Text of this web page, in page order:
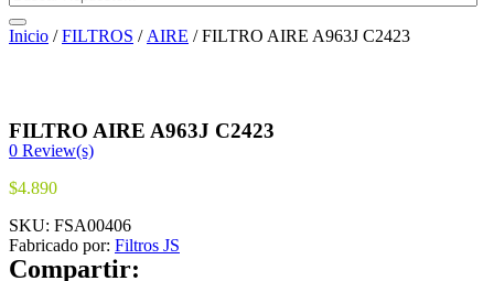
Inicio /FILTROS / AIRE / FILTRO AIRE A963J C2423
FILTRO AIRE A963J C2423
0 Review(s)
$4.890
SKU: FSA00406
Fabricado por: Filtros JS
Compartir: